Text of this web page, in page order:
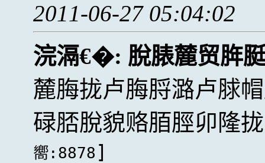
2011-06-27 05:04:02
浣滆€�: 脫脿麓贸脌
麓脢拢卢脢脟潞卢脙
碌脴脫貌赂脜脛卯隆拢
嚮:8878 ]